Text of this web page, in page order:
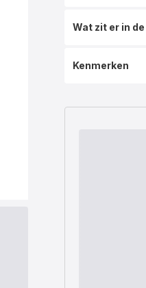
Wat zit er in
Kenmerken